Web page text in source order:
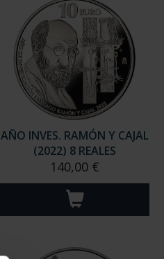
AÑO INVES. RAMÓN Y CAJAL
(2022) 8 REALES
140,00 €